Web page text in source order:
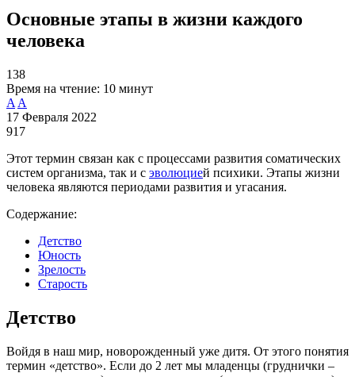
Основные этапы в жизни каждого
человека
138
Время на чтение: 10 минут
A A
17 Февраля 2022
917
Этот термин связан как с процессами развития соматических
систем организма, так и с эволюцией психики. Этапы жизни
человека являются периодами развития и угасания.
Содержание:
Детство
Юность
Зрелость
Старость
Детство
Войдя в наш мир, новорожденный уже дитя. От этого понятия
термин «детство». Если до 2 лет мы младенцы (груднички –